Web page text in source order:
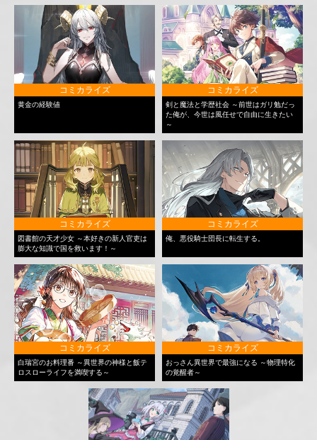
コミカライズ
黄金の経験値
コミカライズ
剣と魔法と学歴社会 ～前世はガリ勉だっ
た俺が、今世は風任せで自由に生きたい
～
コミカライズ
図書館の天才少女 ～本好きの新人官吏は
膨大な知識で国を救います！～
コミカライズ
俺、悪役騎士団長に転生する。
コミカライズ
白瑞宮のお料理番 ～異世界の神様と飯テ
ロスローライフを満喫する～
コミカライズ
おっさん異世界で最強になる ～物理特化
の覚醒者～